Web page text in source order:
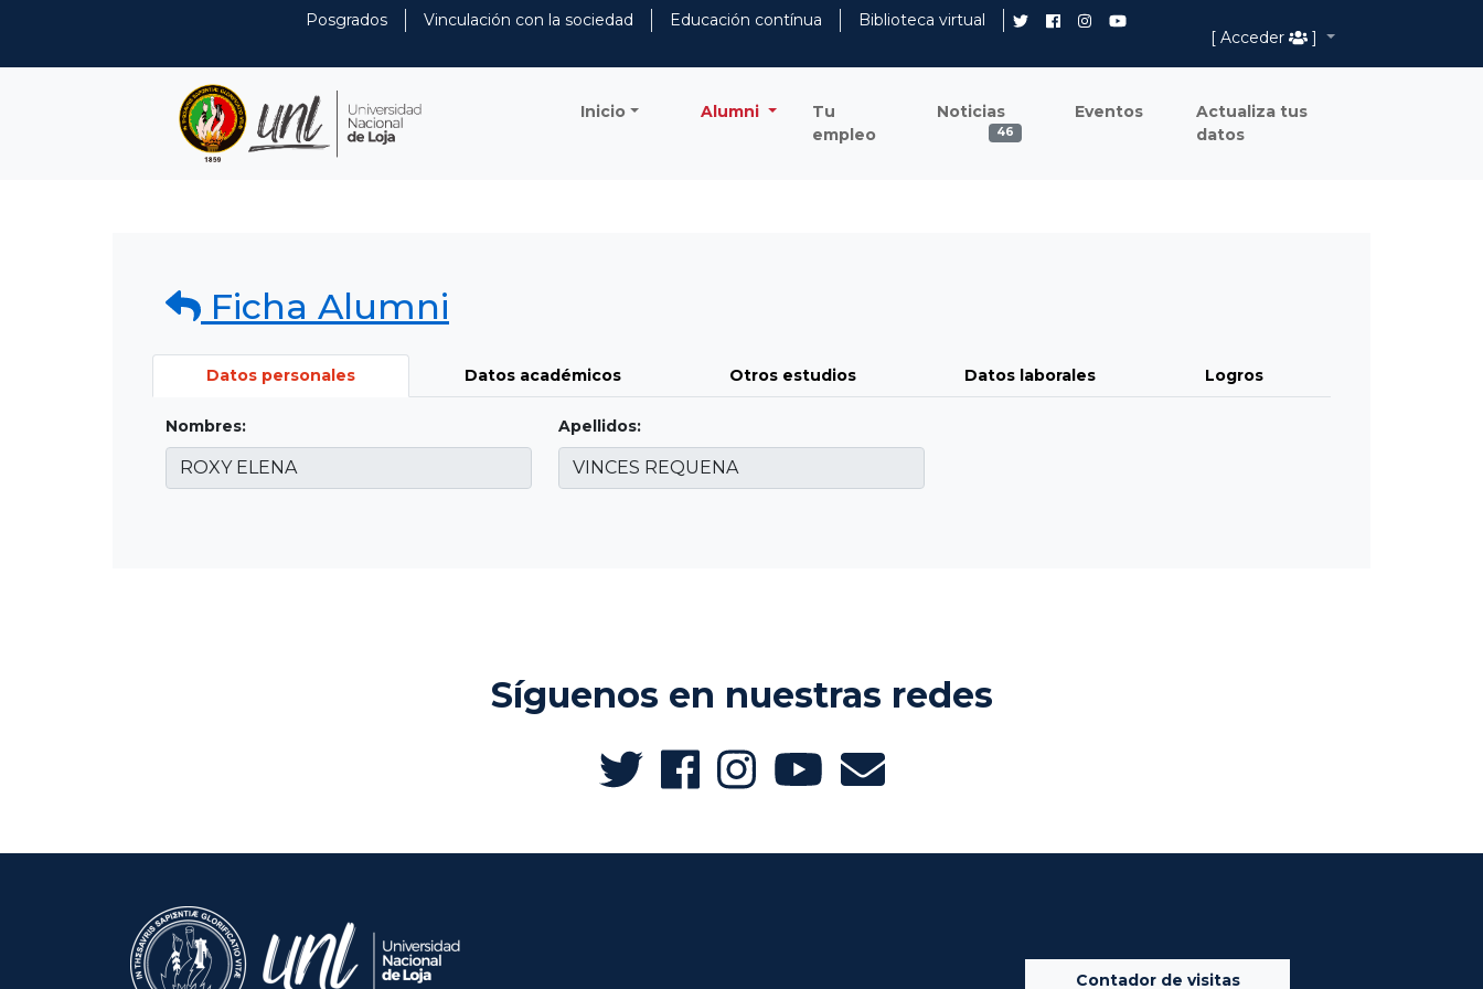
Posgrados Vinculación con la sociedad Educación contínua
Biblioteca virtual
[ Acceder
]
Inicio Alumni
Tu
empleo
Noticias
46
Eventos
Actualiza tus
datos
Ficha Alumni
Datos personales Datos académicos Otros estudios Datos laborales Logros
Nombres: Apellidos:
Síguenos en nuestras redes
Contador de visitas